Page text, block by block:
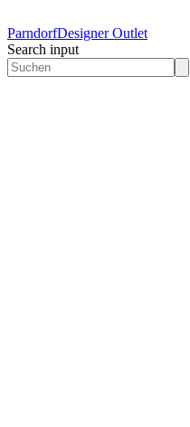
ParndorfDesigner Outlet
Search input